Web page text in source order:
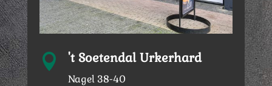
 't Soetendal Urkerhard
Nagel 38-40